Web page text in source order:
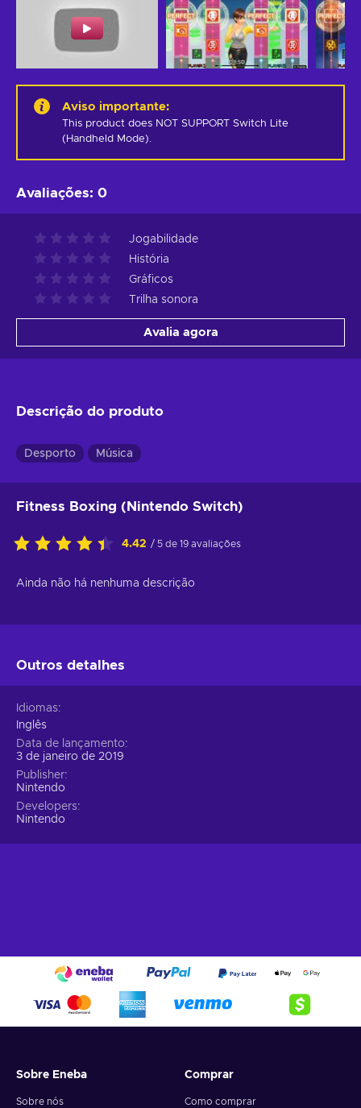
Aviso importante:
This product does NOT SUPPORT Switch Lite
(Handheld Mode).
Avaliações: 0
Jogabilidade
História
Gráficos
Trilha sonora
Avalia agora
Descrição do produto
Desporto Música
Fitness Boxing (Nintendo Switch)
4.42 / 5 de 19 avaliações
Ainda não há nenhuma descrição
Outros detalhes
Idiomas
Inglês
Data de lançamento
3 de janeiro de 2019
Publisher
Nintendo
Developers
Nintendo
Sobre Eneba
Sobre nós
Comprar
Como comprar